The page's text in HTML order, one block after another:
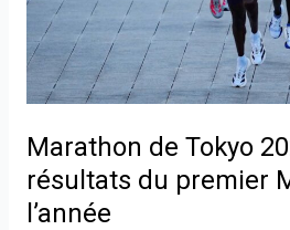
Marathon de Tokyo
résultats du premier
l’année
résultats
du
premier
Major
l’année